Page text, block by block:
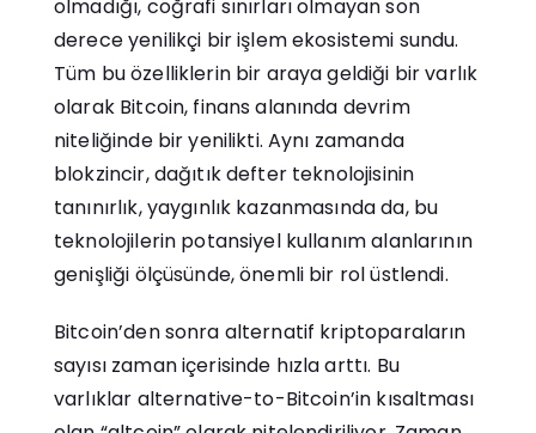
olmadığı, coğrafi sınırları olmayan son
derece yenilikçi bir işlem ekosistemi sundu.
Tüm bu özelliklerin bir araya geldiği bir varlık
olarak Bitcoin, finans alanında devrim
niteliğinde bir yenilikti. Aynı zamanda
blokzincir, dağıtık defter teknolojisinin
tanınırlık, yaygınlık kazanmasında da, bu
teknolojilerin potansiyel kullanım alanlarının
genişliği ölçüsünde, önemli bir rol üstlendi.
Bitcoin’den sonra alternatif kriptoparaların
sayısı zaman içerisinde hızla arttı. Bu
varlıklar alternative-to-Bitcoin’in kısaltması